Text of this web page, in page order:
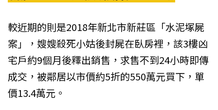
較近期的則是2018年新北市新莊區「水泥塚屍
案」，嫂嫂殺死小姑後封屍在臥房裡，該3樓凶
宅戶約9個月後釋出銷售，求售不到24小時即傳
成交，被鄰居以市價約5折的550萬元買下，單
價13.4萬元。